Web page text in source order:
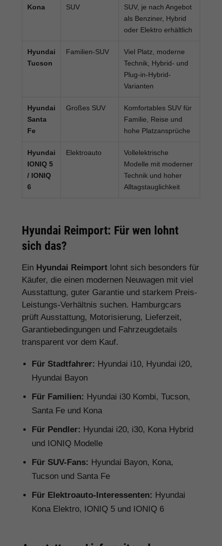
Kona
SUV
SUV, je nach Angebot
als Benziner, Hybrid
oder Elektro erhältlich
Hyundai
Tucson
Familien-SUV
Viel Platz, moderne
Technik, Hybrid- und
Plug-in-Hybrid-
Varianten
Hyundai
Santa
Fe
Großes SUV
Komfortables SUV für
Familie, Reise und
hohe Platzansprüche
Hyundai
IONIQ 5
/ IONIQ
6
Elektroauto
Vollelektrische
Modelle mit moderner
Technik und hoher
Alltagstauglichkeit
Hyundai Reimport: Für wen lohnt
sich das?
Ein Hyundai Reimport lohnt sich besonders für
Käufer, die einen modernen Neuwagen mit viel
Ausstattung, guter Garantie und starkem Preis-
Leistungs-Verhältnis suchen. Hamburgcars
prüft Ausstattung, Motorisierung, Lieferzeit,
Garantiebedingungen und Fahrzeugdetails
transparent vor dem Kauf.
Für Stadtfahrer: Hyundai i10, Hyundai i20,
Hyundai Bayon
Für Familien: Hyundai i30 Kombi, Tucson,
Santa Fe und Kona
Für Pendler: Hyundai i20, i30, Kona Hybrid
und IONIQ Modelle
Für SUV-Fans: Hyundai Bayon, Kona,
Tucson und Santa Fe
Für Elektroauto-Interessenten: Hyundai
Kona Elektro, IONIQ 5 und IONIQ 6